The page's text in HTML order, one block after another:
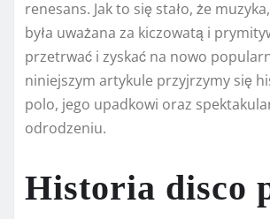
renesans. Jak to się stało, że
była uważana za kiczowatą i
przetrwać i zyskać na nowo
niniejszym artykule przyjrzymy się
polo, jego upadkowi oraz
odrodzeniu.
Historia disco